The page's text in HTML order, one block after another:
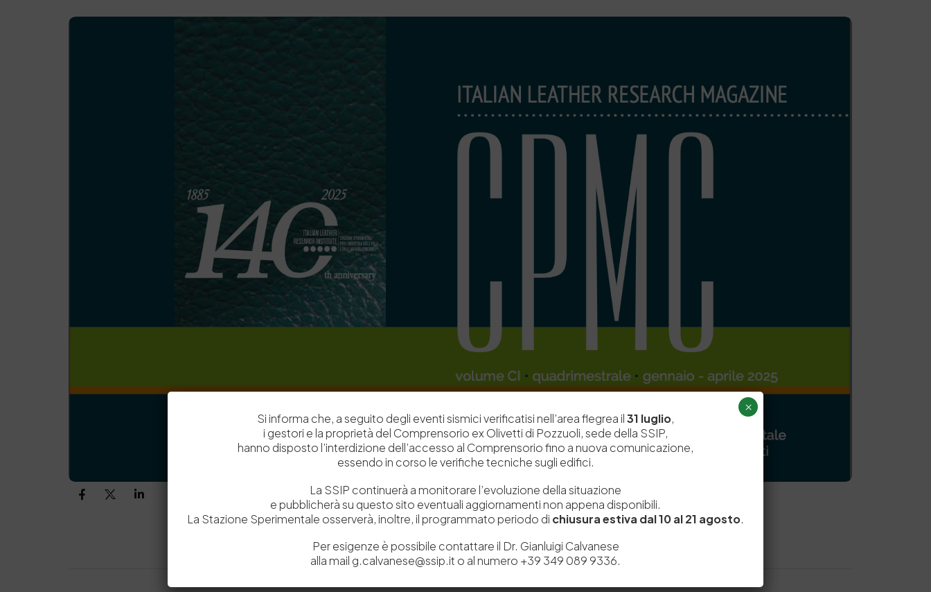
Si informa che, a seguito degli eventi sismici verificatisi nell’area flegrea il31 luglio,
i gestori e la proprietà del Comprensorio ex Olivetti di Pozzuoli, sede della SSIP,
hanno disposto l’interdizione dell’accesso al Comprensorio fino a nuova comunicazione,
essendo in corso le verifiche tecniche sugli edifici.
La SSIP continuerà a monitorare l’evoluzione della situazione
e pubblicherà su questo sito eventuali aggiornamenti non appena disponibili.
La Stazione Sperimentale osserverà, inoltre, il programmato periodo di chiusura estiva dal 10 al 21 agosto.
Per esigenze è possibile contattare il Dr. Gianluigi Calvanese
alla mail g.calvanese@ssip.it o al numero +39 349 089 9336.
×